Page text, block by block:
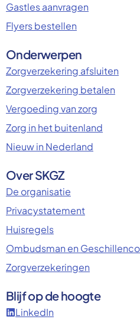
Gastles aanvragen
Flyers bestellen
Onderwerpen
Zorgverzekering afsluiten
Zorgverzekering betalen
Vergoeding van zorg
Zorg in het buitenland
Nieuw in Nederland
Over SKGZ
De organisatie
Privacystatement
Huisregels
Ombudsman en
Zorgverzekeringen
Blijf op de hoogte
LinkedIn